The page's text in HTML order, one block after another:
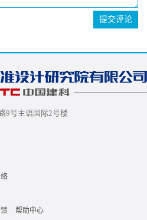
提交评论
9号主语国际2号楼
帮助中心